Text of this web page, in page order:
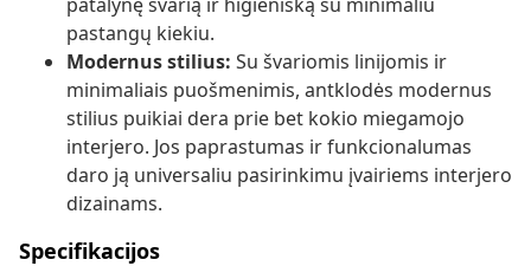
pastangų kiekiu.
Modernus stilius: Su švariomis linijomis ir
minimaliais puošmenimis, antklodės modernus
stilius puikiai dera prie bet kokio miegamojo
interjero. Jos paprastumas ir funkcionalumas
daro ją universaliu pasirinkimu įvairiems interjero
dizainams.
Specifikacijos